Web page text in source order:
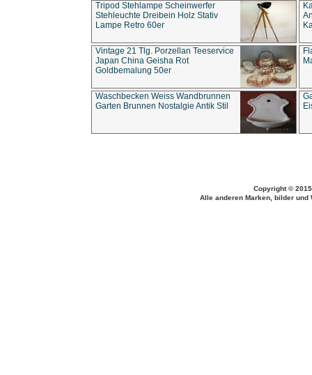
Tripod Stehlampe Scheinwerfer
Stehleuchte Dreibein Holz Stativ
Lampe Retro 60er
Vintage 21 Tlg. Porzellan Teeservice
Japan China Geisha Rot
Goldbemalung 50er
Waschbecken Weiss Wandbrunnen
Garten Brunnen Nostalgie Antik Stil
Copyright ©
Alle anderen Marken, bilder und